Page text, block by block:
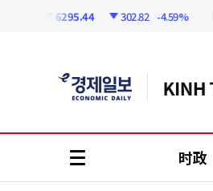
6295.44 302.82 -4.59%
时政